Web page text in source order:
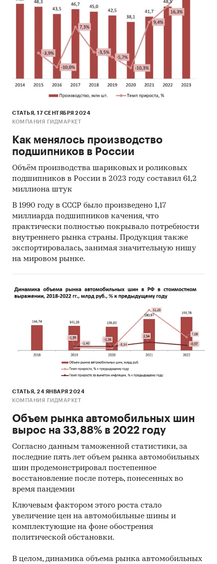
СТАТЬЯ, 17 СЕНТЯБРЯ 2024
КОМПАНИЯ ГИДМАРКЕТ
Как менялось производство
подшипников в России
Объём производства шариковых и роликовых
подшипников в России в 2023 году составил 61,2
миллиона штук
В 1990 году в СССР было произведено 1,17
миллиарда подшипников качения, что
практически полностью покрывало потребности
внутреннего рынка страны. Продукция также
экспортировалась, занимая значительную нишу
на мировом рынке.
СТАТЬЯ, 24 ЯНВАРЯ 2024
КОМПАНИЯ ГИДМАРКЕТ
Объем рынка автомобильных шин
вырос на 33,88% в 2022 году
Согласно данным таможенной статистики, за
последние пять лет объем рынка автомобильных
шин продемонстрировал постепенное
восстановление после потерь, понесенных во
время пандемии
Ключевым фактором этого роста стало
увеличение цен на автомобильные шины и
комплектующие на фоне обострения
политической обстановки.
В целом, динамика объема рынка автомобильных